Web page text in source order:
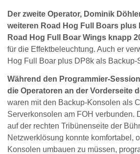
Der zweite Operator, Dominik
weiteren Road Hog Full Boars plus
Road Hog Full Boar Wings knapp
für die Effektbeleuchtung. Auch er
Hog Full Boar plus DP8k als Backup-
Während den Programmier-
die Operatoren an der Vorderseite
waren mit den Backup-Konsolen als
Serverkonsolen am FOH verbunden.
auf der rechten Tribünenseite der
Netzwerklösung konnte komfortabel,
Konsolen umbauen zu müssen,